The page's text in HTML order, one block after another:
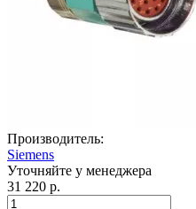
Производитель:
Siemens
Уточняйте у менеджера
31 220 р.